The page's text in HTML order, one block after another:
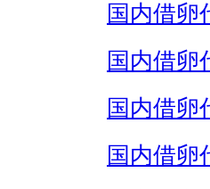
国内借卵
国内借卵
国内借卵
国内借卵